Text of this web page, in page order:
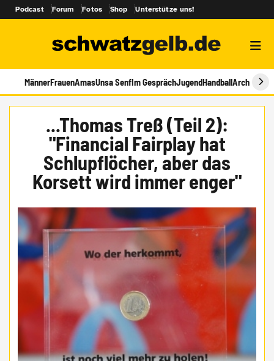
Podcast Forum Fotos Shop Unterstütze uns!
MännerFrauenAmasUnsa SenfIm GesprächJugendHandballArchiv
...Thomas Treß (Teil 2):
"Financial Fairplay hat
Schlupflöcher, aber das
Korsett wird immer enger"